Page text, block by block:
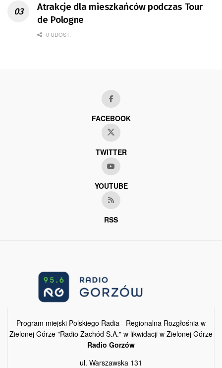
Atrakcje dla mieszkańców podczas Tour
de Pologne
0 UDOST.
FACEBOOK
TWITTER
YOUTUBE
RSS
Program miejski Polskiego Radia - Regionalna Rozgłośnia w
Zielonej Górze "Radio Zachód S.A." w likwidacji w Zielonej Górze
Radio Gorzów
ul. Warszawska 131